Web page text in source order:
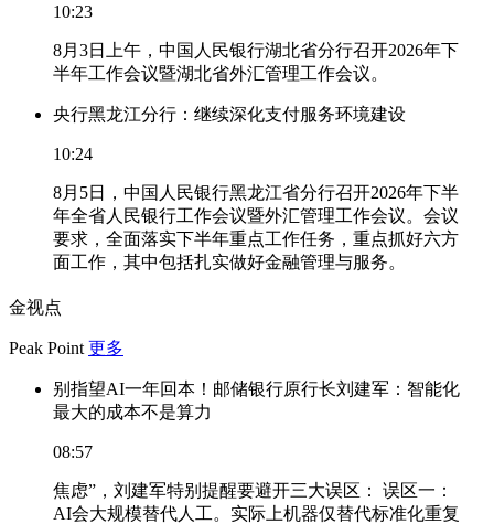
10:23
8月3日上午，中国人民银行湖北省分行召开2026年下
半年工作会议暨湖北省外汇管理工作会议。
央行黑龙江分行：继续深化支付服务环境建设
10:24
8月5日，中国人民银行黑龙江省分行召开2026年下半
年全省人民银行工作会议暨外汇管理工作会议。会议
要求，全面落实下半年重点工作任务，重点抓好六方
面工作，其中包括扎实做好金融管理与服务。
金视点
Peak Point 更多
别指望AI一年回本！邮储银行原行长刘建军：智能化
最大的成本不是算力
08:57
焦虑”，刘建军特别提醒要避开三大误区： 误区一：
AI会大规模替代人工。实际上机器仅替代标准化重复